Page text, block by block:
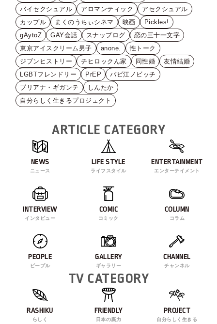
バイセクシュアル
アロマンティック
アセクシュアル
カップル
まくのうちぃシネマ 映画
Pickles!
gAytoZ
GAY会話 スナップログ
恋の三十一文字
東京アイスクリーム男子
anone.
性トーク
ジブンヒストリー
チヒロックん家 同性婚
友情結婚
LGBTフレンドリー
PrEP
バビ江ノビッチ
ブリアナ・ギガンテ
しんたか
自分らしく生きるプロジェクト
ARTICLE CATEGORY
NEWS
ニュース
LIFE STYLE
ライフスタイル
ENTERTAINMENT
エンターテイメント
INTERVIEW
インタビュー
COMIC
コミック
COLUMN
コラム
PEOPLE
ピープル
GALLERY
ギャラリー
CHANNEL
チャンネル
TV CATEGORY
RASHIKU
らしく
FRIENDLY
日本の底力
PROJECT
自分らしく生きる